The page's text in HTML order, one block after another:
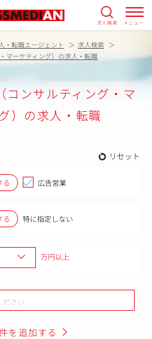
求人検索 メニュー
・転職エージェント
求人検索
マーケティング）の求人・転職
コンサルティング・マ
）の求人・転職
リセット
る 広告営業
る 特に指定しない
万円以上
を追加する